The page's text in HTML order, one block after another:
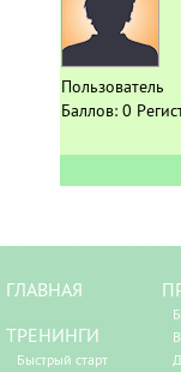
Пользователь
Баллов: 0
ГЛАВНАЯ
ТРЕНИНГИ
Быстрый старт